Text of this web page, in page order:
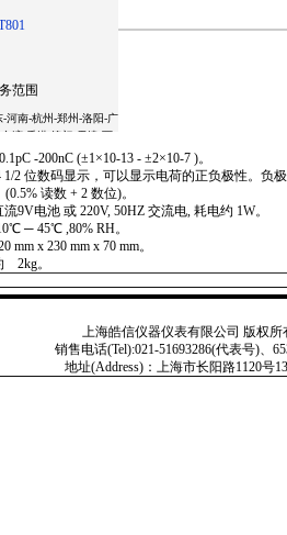
范围
河南-杭州-郑州-洛阳-广
湾-香港-澳门-天津-西
常州-无锡-苏州-南京-镇
州-常熟-石家庄-太原-呼
尔滨-南京-合肥-福州-南
沙-广州-南宁-海口-成
安-兰州-西宁-银川-乌鲁
哈尔滨-济南-武汉-广州-
-宁波-厦门-青岛-深圳-
山-嘉兴-湖州-秦皇岛-邯
-承德-廊坊-呼和浩特-鞍
-云南-朝阳-陕西-青海-北
锡-镇江-常州-连云港-淮
徐州-宜兴-江阴-南通-扬
-200nC (±1×10-13 - ±2×10-7 )。
位数码显示，可以显示电荷的正负极性。负极
读数 + 2 数位)。
电池 或 220V, 50HZ 交流电, 耗电约 1W。
─ 45℃ ,80% RH。
x 230 mm x 70 mm。
。
上海皓信仪器仪表有限公司 版权所
销售电话(Tel):021-51693286(代表号)、
地址(Address)：上海市长阳路1120号